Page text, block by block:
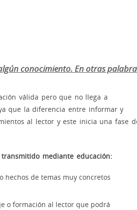
conocimiento. En otras
válida pero que no llega a
que la diferencia entre informar y
al lector y este inicia una fase
mediante educación:
de temas muy concretos
o formación al lector que podrá